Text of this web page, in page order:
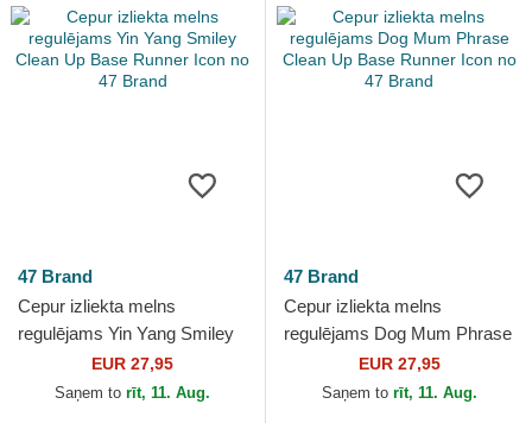
47 Brand
Cepur izliekta melns
regulējams Yin Yang Smiley
Clean Up Base Runner Icon
no 47 Brand
EUR 27,95
Saņem to rīt, 11. Aug.
47 Brand
Cepur izliekta melns
regulējams Dog Mum Phrase
Clean Up Base Runner Icon
no 47 Brand
EUR 27,95
Saņem to rīt, 11. Aug.